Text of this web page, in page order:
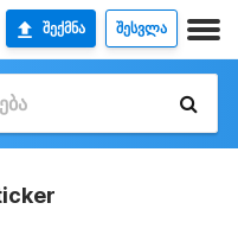
ᲨᲔᲥᲛᲜᲐ ᲨᲔᲡᲕᲚᲐ